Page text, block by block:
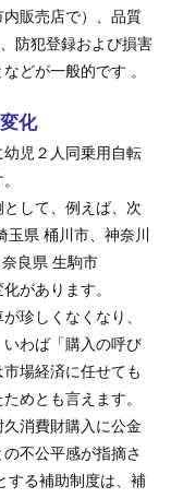
販売店で）、品質
防犯登録および損害
どが一般的です 。
化
児２人同乗用自転
して、例えば、次
玉県 桶川市、神奈川
良県 生駒市
があります。
珍しくなくなり、
わば「購入の呼び
場経済に任せても
めとも言えます。
消費財購入に公金
不公平感が指摘さ
する補助制度は、補